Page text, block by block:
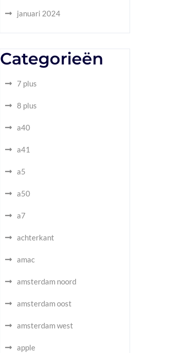
januari 2024
Categorieën
7 plus
8 plus
a40
a41
a5
a50
a7
achterkant
amac
amsterdam noord
amsterdam oost
amsterdam west
apple